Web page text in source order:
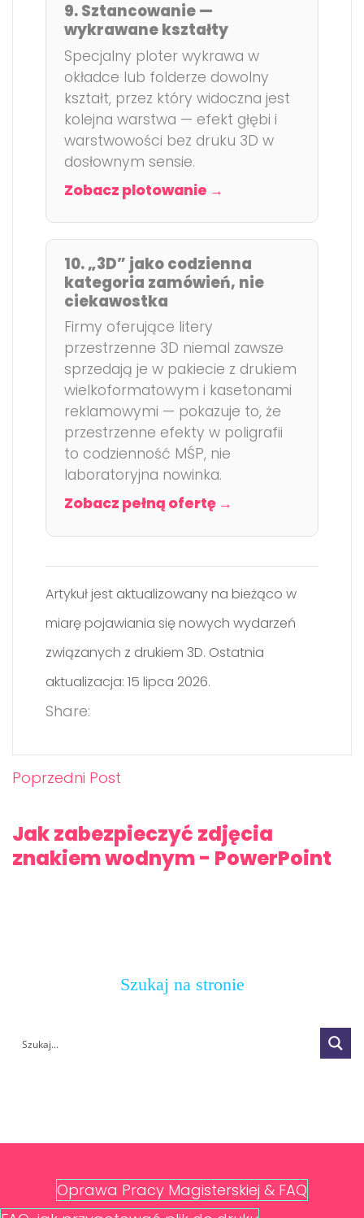
9. Sztancowanie —
wykrawane kształty
Specjalny ploter wykrawa w
okładce lub folderze dowolny
kształt, przez który widoczna jest
kolejna warstwa — efekt głębi i
warstwowości bez druku 3D w
dosłownym sensie.
Zobacz plotowanie →
10. „3D” jako codzienna
kategoria zamówień, nie
ciekawostka
Firmy oferujące litery
przestrzenne 3D niemal zawsze
sprzedają je w pakiecie z drukiem
wielkoformatowym i kasetonami
reklamowymi — pokazuje to, że
przestrzenne efekty w poligrafii
to codzienność MŚP, nie
laboratoryjna nowinka.
Zobacz pełną ofertę →
Artykuł jest aktualizowany na bieżąco w
miarę pojawiania się nowych wydarzeń
związanych z drukiem 3D. Ostatnia
aktualizacja: 15 lipca 2026.
Share:
Poprzedni Post
Jak zabezpieczyć zdjęcia
znakiem wodnym - PowerPoint
Szukaj na stronie
Oprawa Pracy Magisterskiej & FAQ